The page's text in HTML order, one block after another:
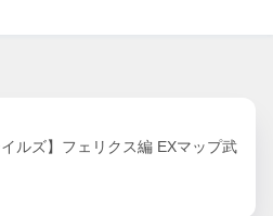
イルズ】フェリクス編 EXマップ武